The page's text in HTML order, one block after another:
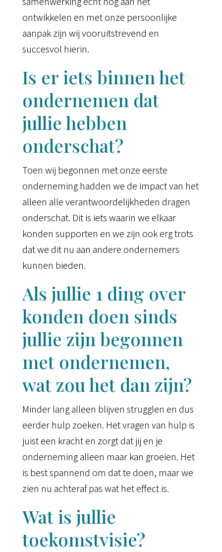
ontwikkelen en met onze persoonlijke
aanpak zijn wij vooruitstrevend en
succesvol hierin.
Is er iets binnen het
ondernemen dat
jullie hebben
onderschat?
Toen wij begonnen met onze eerste
onderneming hadden we de impact van het
alleen alle verantwoordelijkheden dragen
onderschat. Dit is iets waarin we elkaar
konden supporten en we zijn ook erg trots
dat we dit nu aan andere ondernemers
kunnen bieden.
Als jullie 1 ding over
konden doen sinds
jullie zijn begonnen
met ondernemen,
wat zou het dan zijn?
Minder lang alleen blijven strugglen en dus
eerder hulp zoeken. Het vragen van hulp is
juist een kracht en zorgt dat jij en je
onderneming alleen maar kan groeien. Het
is best spannend om dat te doen, maar we
zien nu achteraf pas wat het effect is.
Wat is jullie
toekomstvisie?